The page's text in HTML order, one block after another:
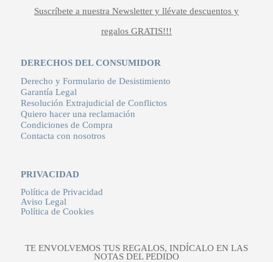
Suscríbete a nuestra Newsletter y llévate descuentos y
regalos GRATIS!!!
DERECHOS DEL CONSUMIDOR
Derecho y Formulario de Desistimiento
Garantía Legal
Resolución Extrajudicial de Conflictos
Quiero hacer una reclamación
Condiciones de Compra
Contacta con nosotros
PRIVACIDAD
Política de Privacidad
Aviso Legal
Política de Cookies
TE ENVOLVEMOS TUS REGALOS, INDÍCALO EN LAS
NOTAS DEL PEDIDO